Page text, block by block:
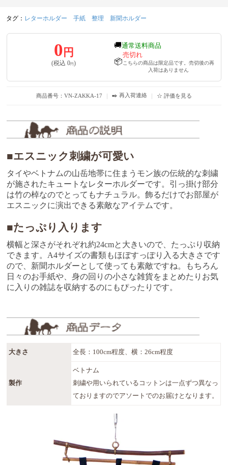
タグ： レターホルダー 手紙 整理 新聞ホルダー
0 円
(税込0円)
🚚通常送料商品
📦
売切れ
こちらの商品は限定品です。売切後の再
入荷はありません
商品番号：VN-ZAKKA-17 ｜ ✒️ 再入荷連絡 ｜ ☆ 評価を見る
■エスニック刺繍が可愛い
タイやベトナムの山岳地帯に住まうモン族の伝統的な刺繍
が施されたキュートなレターホルダーです。引っ掛け部分
は竹の棹なのでとってもナチュラル。飾るだけでお部屋が
エスニックに演出できる素敵なアイテムです。
■たっぷり入ります
横幅と深さがそれぞれ約24cmと大きいので、たっぷり収納
できます。A4サイズの書類もほぼすっぽり入る大きさです
ので、新聞ホルダーとして使っても素敵ですね。もちろん
日々のお手紙や、身の回りの小さな雑貨をまとめたりお気
に入りの雑誌を収納するのにもぴったりです。
大きさ 全長：100cm程度、横：26cm程度
製作
ベトナム
刺繍や用いられているコットンは一点ずつ異なっ
ておりますのでアソートでのお届けとなります。